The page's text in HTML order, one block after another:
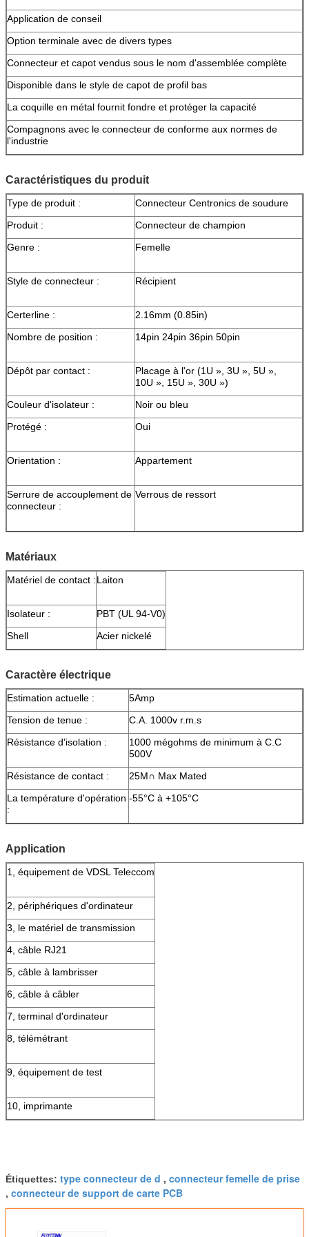
Application de conseil
Option terminale avec de divers types
Connecteur et capot vendus sous le nom d'assemblée complète
Disponible dans le style de capot de profil bas
La coquille en métal fournit fondre et protéger la capacité
Compagnons avec le connecteur de conforme aux normes de
l'industrie
Caractéristiques du produit
Type de produit :
Connecteur Centronics de soudure
Produit :
Connecteur de champion
Genre :
Femelle
Style de connecteur : Récipient
Certerline :
2.16mm (0.85in)
Nombre de position :
14pin 24pin 36pin 50pin
Dépôt par contact :
Placage à l'or (1U », 3U », 5U »,
10U », 15U », 30U »)
Couleur d'isolateur :
Noir ou bleu
Protégé :
Oui
Orientation : Appartement
Serrure de accouplement de
connecteur :
Verrous de ressort
Matériaux
Matériel de contact :Laiton
Isolateur :
PBT (UL 94-V0)
Shell
Acier nickelé
Caractère électrique
Estimation actuelle :
5Amp
Tension de tenue :
C.A. 1000v r.m.s
Résistance d'isolation :
1000 mégohms de minimum à C.C
500V
Résistance de contact :
25M∩ Max Mated
La température d'opération
:
-55°C à +105°C
Application
1, équipement de VDSL Teleccom
2, périphériques d'ordinateur
3, le matériel de transmission
4, câble RJ21
5, câble à lambrisser
6, câble à câbler
7, terminal d'ordinateur
8, télémétrant
9, équipement de test
10, imprimante
Étiquettes: type connecteur de d , connecteur femelle de prise
, connecteur de support de carte PCB